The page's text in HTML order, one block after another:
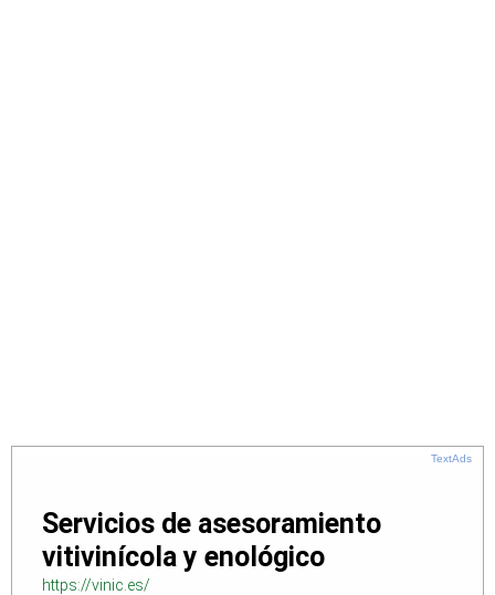
TextAds
Servicios de asesoramiento
vitivinícola y enológico
https://vinic.es/